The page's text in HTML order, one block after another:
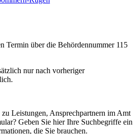
Termin über die Behördennummer 115
nur nach vorheriger
Leistungen, Ansprechpartnern im Amt
Geben Sie hier Ihre Suchbegriffe ein
die Sie brauchen.